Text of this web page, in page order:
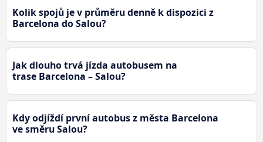
Kolik spojů je v průměru denně k dispozici z
Barcelona do Salou?
Jak dlouho trvá jízda autobusem na
trase Barcelona – Salou?
Kdy odjíždí první autobus z města Barcelona
ve směru Salou?